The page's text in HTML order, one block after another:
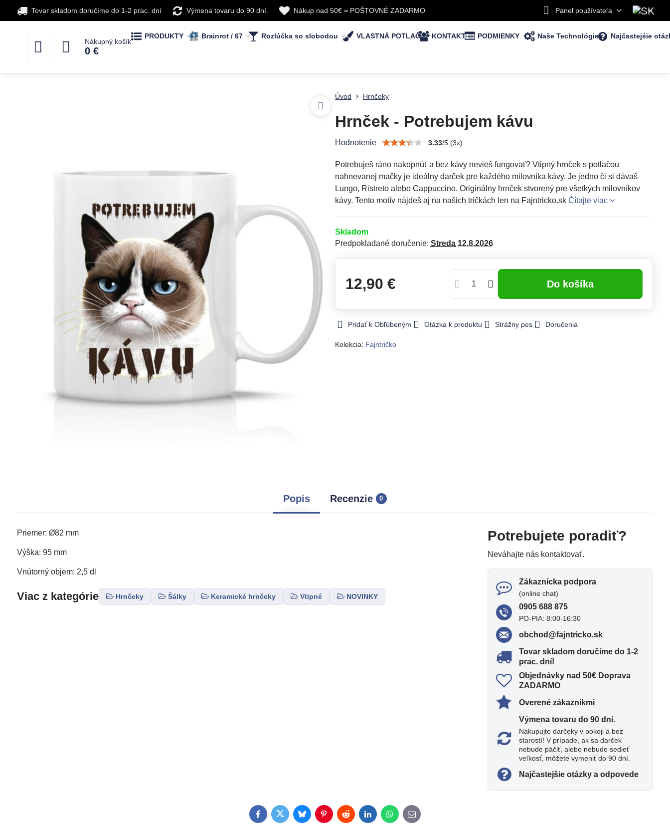
Tovar skladom doručíme do 1-2 prac. dní Výmena tovaru do 90 dní. Nákup nad 50€ = POŠTOVNÉ ZADARMO Panel používateľa
Nákupný košík
0 €
PRODUKTY Brainrot / 67 Rozlúčka so slobodou VLASTNÁ POTLAČ KONTAKT PODMIENKY Naše Technológie Najčastejśie
Úvod Hrnčeky
Hrnček - Potrebujem kávu
Hodnotenie 3.33/5(3x)
Potrebuješ ráno nakopnúť a bez kávy nevieš fungovať? Vtipný hrnček s potlačou
nahnevanej mačky je ideálny darček pre každého milovníka kávy. Je jedno či si dávaš
Lungo, Ristreto alebo Cappuccino. Originálny hrnček stvorený pre všetkých milovníkov
kávy. Tento motív nájdeš aj na našich tričkách len na Fajntricko.sk Čítajte viac
Skladom
Predpokladané doručenie: Streda12.8.2026
12,90 € Do košíka
Pridať k Obľúbeným Otázka k produktu Strážny pes Doručenia
Kolekcia: Fajntričko
Popis Recenzie 0
Priemer: Ø82 mm
Výška: 95 mm
Vnútorný objem: 2,5 dl
Viac z kategórie Hrnčeky Šálky Keramické hrnčeky Vtipné NOVINKY
Potrebujete poradiť?
Neváhajte nás kontaktovať.
Zákaznícka podpora
(online chat)
0905 688 875
PO-PIA: 8:00-16:30
obchod​@fajntricko​.sk
Tovar skladom doručíme do 1-2
prac​. dní!
Objednávky nad 50€ Doprava
ZADARMO
Overené zákazníkmi
Výmena tovaru do 90 dní​.
Nakupujte darčeky v pokoji a bez
starostí! V prípade, ak sa darček
nebude páčiť, alebo nebude sedieť
veľkosť, môžete vymeniť do 90 dní.
Najčastejšie otázky a odpovede
FacebookTwitterBlueskyPinterestRedditLinkedInWhatsApp
E-
mail